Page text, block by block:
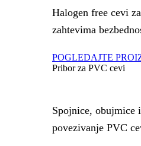
Halogen free cevi
zahtevima
POGLEDAJTE
Pribor za PVC cevi
Spojnice, obujmice
povezivanje PVC